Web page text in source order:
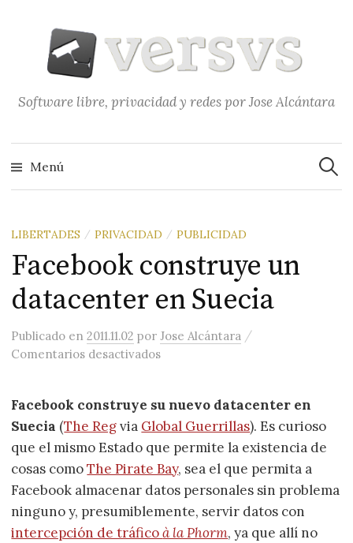
contenido
Software libre, privacidad y redes por Jose Alcántara
Menú
LIBERTADES / PRIVACIDAD / PUBLICIDAD
Facebook construye un
datacenter en Suecia
Publicado en2011.11.02 porJose Alcántara /
Comentarios desactivadosen Facebook construye un
Facebook construye su nuevo datacenter en
Suecia (The Regvia Global Guerrillas). Es curioso
que el mismo Estado que permite la existencia de
cosas comoThe Pirate Bay, sea el que permita a
Facebook almacenar datos personales sin problema
ninguno y, presumiblemente, servir datos con
intercepción de tráficoà la Phorm, ya que allí no